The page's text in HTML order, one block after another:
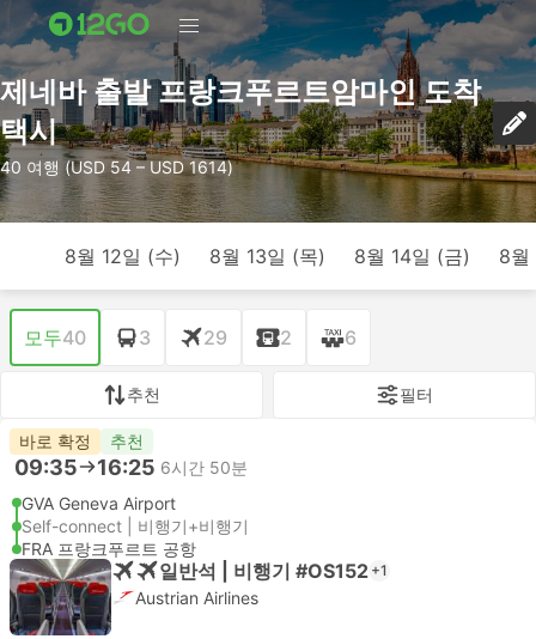
제네바 출발 프랑크푸르트암마인 도착
택시
40 여행 (USD 54 – USD 1614)
8월 12일 (수) 8월 13일 (목) 8월 14일 (금) 8월
모두40 3 29 2 6
추천 필터
바로 확정 추천
09:35 16:25 6시간 50분
GVA Geneva Airport
Self-connect | 비행기+비행기
FRA 프랑크푸르트 공항
일반석 | 비행기 #OS152 +1
Austrian Airlines